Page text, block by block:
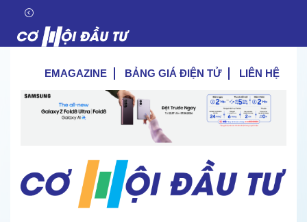
EMAGAZINE BẢNG GIÁ ĐIỆN TỬ LIÊN HỆ